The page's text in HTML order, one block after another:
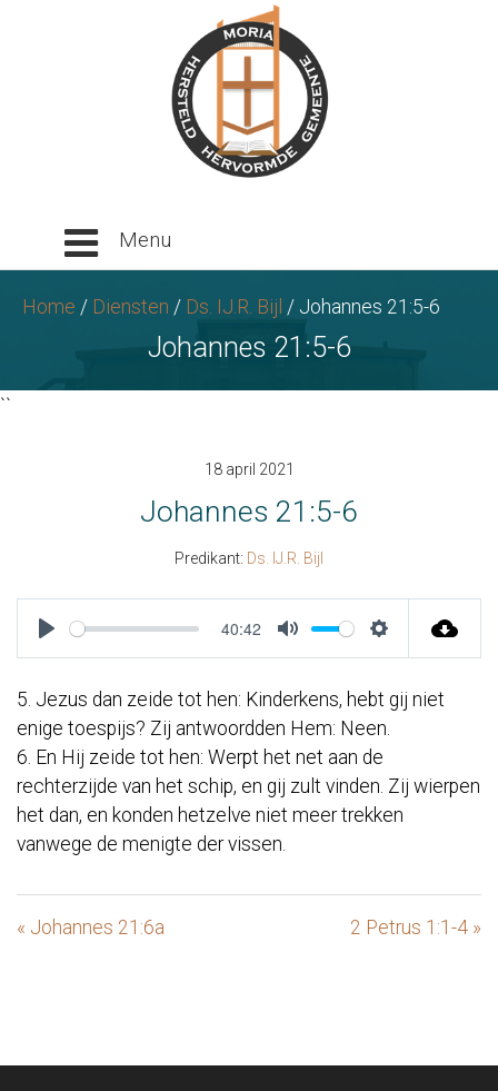
Home / Diensten / Ds. IJ.R. Bijl / Johannes 21:5-6
Johannes 21:5-6
``
18 april 2021
Johannes 21:5-6
Predikant: Ds. IJ.R. Bijl
Play
40:42
Mute Settings
5. Jezus dan zeide tot hen: Kinderkens, hebt gij niet
enige toespijs? Zij antwoordden Hem: Neen.
6. En Hij zeide tot hen: Werpt het net aan de
rechterzijde van het schip, en gij zult vinden. Zij wierpen
het dan, en konden hetzelve niet meer trekken
vanwege de menigte der vissen.
« Johannes 21:6a 2 Petrus 1:1-4 »